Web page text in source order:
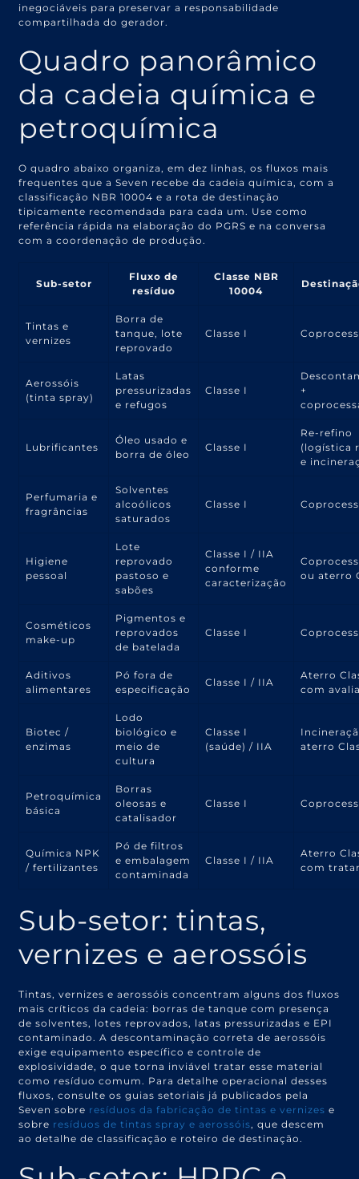
inegociáveis para preservar a responsabilidade
compartilhada do gerador.
Quadro panorâmico
da cadeia química e
petroquímica
O quadro abaixo organiza, em dez linhas, os fluxos mais
frequentes que a Seven recebe da cadeia química, com a
classificação NBR 10004 e a rota de destinação
tipicamente recomendada para cada um. Use como
referência rápida na elaboração do PGRS e na conversa
com a coordenação de produção.
Sub-setor
Fluxo de
resíduo
Classe NBR
10004
Tintas e
vernizes
Borra de
tanque, lote
reprovado
Classe I
Aerossóis
(tinta spray)
Latas
pressurizadas
e refugos
Classe I
+
Lubrificantes
Óleo usado e
borra de óleo
Classe I
Re-refino
(logística
e
Perfumaria e
fragrâncias
Solventes
alcoólicos
saturados
Classe I
Higiene
pessoal
Lote
reprovado
pastoso e
sabões
Classe I / IIA
conforme
caracterização
ou aterro
Cosméticos
make-up
Pigmentos e
reprovados
de batelada
Classe I
Aditivos
alimentares
Pó fora de
especificação
Classe I / IIA
Aterro
com
Biotec /
enzimas
Lodo
biológico e
meio de
cultura
Classe I
(saúde) / IIA
aterro
Petroquímica
básica
Borras
oleosas e
catalisador
Classe I
Química NPK
/ fertilizantes
Pó de filtros
e embalagem
contaminada
Classe I / IIA
Aterro
com
Sub-setor: tintas,
vernizes e aerossóis
Tintas, vernizes e aerossóis concentram alguns dos fluxos
mais críticos da cadeia: borras de tanque com presença
de solventes, lotes reprovados, latas pressurizadas e EPI
contaminado. A descontaminação correta de aerossóis
exige equipamento específico e controle de
explosividade, o que torna inviável tratar esse material
como resíduo comum. Para detalhe operacional desses
fluxos, consulte os guias setoriais já publicados pela
Seven sobre resíduos da fabricação de tintas e vernizes e
sobre resíduos de tintas spray e aerossóis, que descem
ao detalhe de classificação e roteiro de destinação.